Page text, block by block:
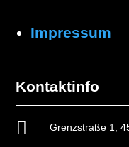
Impressum
Kontaktinfo
 Grenzstraße 1,